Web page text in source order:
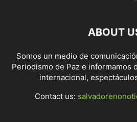
ABOUT
Somos un medio de
Periodismo de Paz e informamos
internacional,
Contact us: